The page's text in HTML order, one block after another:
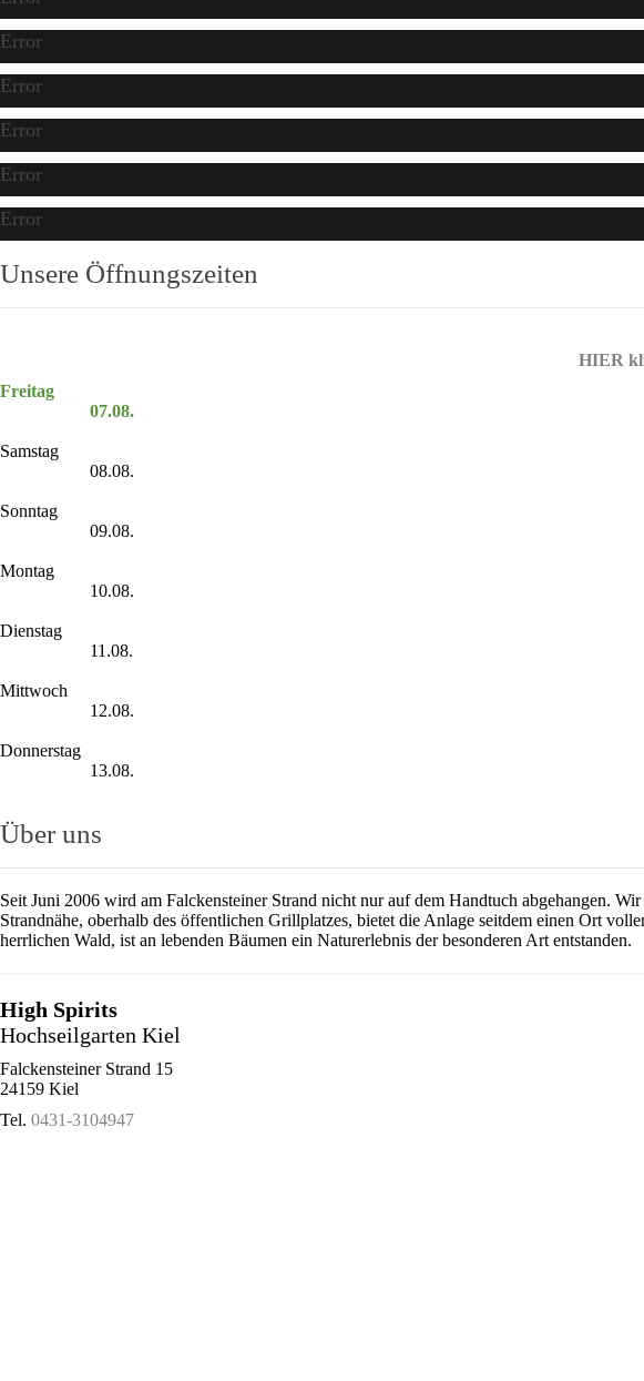
Error
Error
Error
Error
Error
Unsere Öffnungszeiten
HIER
Freitag
07.08.
Samstag
08.08.
Sonntag
09.08.
Montag
10.08.
Dienstag
11.08.
Mittwoch
12.08.
Donnerstag
13.08.
Über uns
Seit Juni 2006 wird am Falckensteiner Strand nicht nur auf dem Handtuch abgehangen.
Strandnähe, oberhalb des öffentlichen Grillplatzes, bietet die Anlage seitdem einen Ort
herrlichen Wald, ist an lebenden Bäumen ein Naturerlebnis der besonderen Art entstanden.
High Spirits
Hochseilgarten Kiel
Falckensteiner Strand 15
24159 Kiel
Tel. 0431-3104947